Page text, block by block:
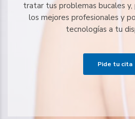
tratar tus problemas bucales
los mejores profesionales y
tecnologías a tu
Pide tu cita